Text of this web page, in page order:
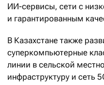
ИИ-сервисы, сети с
и гарантированным
В Казахстане также
суперкомпьютерные
линии в сельской
инфраструктуру и сеть